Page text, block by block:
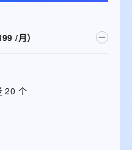
/月）
20 个